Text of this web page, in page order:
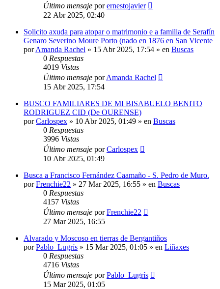
Último mensaje porernestojavier
22 Abr 2025, 02:40
Solicito axuda para atopar o matrimonio e a familia de Serafín
Genaro Severino Moure Porto (nado en 1876 en San Vicente
porAmanda Rachel » 15 Abr 2025, 17:54 » en Buscas
0 Respuestas
4019 Vistas
Último mensaje porAmanda Rachel
15 Abr 2025, 17:54
BUSCO FAMILIARES DE MI BISABUELO BENITO
RODRIGUEZ CID (De OURENSE)
porCarlospex » 10 Abr 2025, 01:49 » en Buscas
0 Respuestas
3996 Vistas
Último mensaje porCarlospex
10 Abr 2025, 01:49
Busca a Francisco Fernández Caamaño - S. Pedro de Muro.
porFrenchie22 » 27 Mar 2025, 16:55 » en Buscas
0 Respuestas
4157 Vistas
Último mensaje porFrenchie22
27 Mar 2025, 16:55
Alvarado y Moscoso en tierras de Bergantiños
porPablo_Lugrís » 15 Mar 2025, 01:05 » en Liñaxes
0 Respuestas
4716 Vistas
Último mensaje porPablo_Lugrís
15 Mar 2025, 01:05